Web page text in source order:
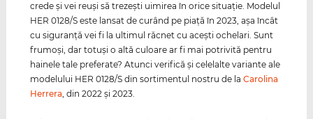
crede şi vei reuşi să trezeşti uimirea în orice situaţie. Modelul
HER 0128/S este lansat de curând pe piaţă în 2023, aşa încât
cu siguranţă vei fi la ultimul răcnet cu aceşti ochelari. Sunt
frumoşi, dar totuşi o altă culoare ar fi mai potrivită pentru
hainele tale preferate? Atunci verifică şi celelalte variante ale
modelului HER 0128/S din sortimentul nostru de laCarolina
Herrera, din 2022 şi 2023.